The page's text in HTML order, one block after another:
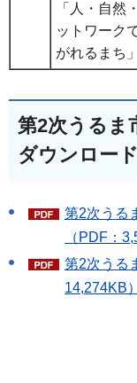
「人・自然
ットワーク
がれるまち」
第2次うるま
ダウンロード
第2次うる
（PDF：
第2次うる
14,274KB）